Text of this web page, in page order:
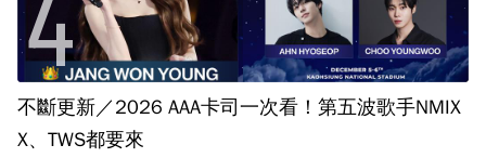
不斷更新／2026 AAA卡司一次看！第五波歌手NMIX
X、TWS都要來